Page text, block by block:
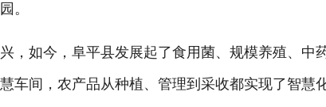
。
如今，阜平县发展起了食用菌、规模养殖、中
车间，农产品从种植、管理到采收都实现了智慧